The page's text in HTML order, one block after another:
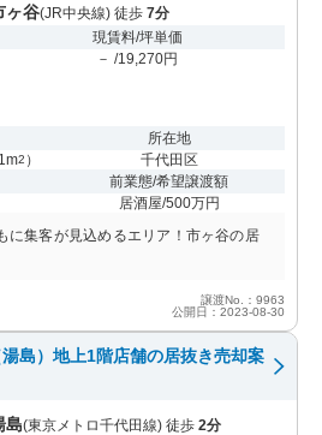
ヶ谷(JR中央線) 徒歩 7分
現賃料/坪単価
－ /19,270円
2 ）
所在地
千代田区
前業態/希望譲渡額
居酒屋/500万円
に集客が見込めるエリア！市ヶ谷の居
譲渡No.：9963
公開日：2023-08-30
島）地上1階店舗の居抜き売却案
島(東京メトロ千代田線) 徒歩 2分